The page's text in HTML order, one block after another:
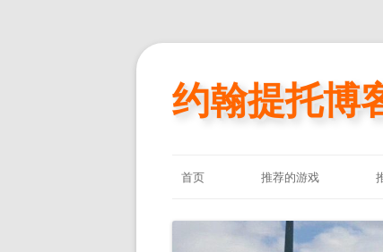
约翰提托博
首页 推荐的游戏